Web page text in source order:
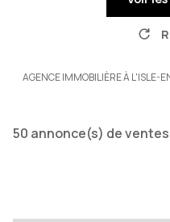
AGENCE IMMOBILIÈRE À L'ISLE-
50 annonce(s) de